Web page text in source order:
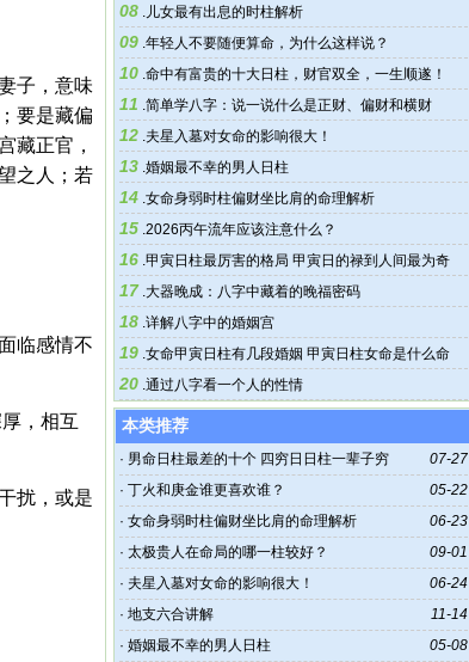
子，意味
要是藏偏
藏正官，
之人；若
临感情不
，相互
扰，或是
08 .儿女最有出息的时柱解析
09 .年轻人不要随便算命，为什么这样说？
10 .命中有富贵的十大日柱，财官双全，一生顺遂！
11 .简单学八字：说一说什么是正财、偏财和横财
12 .夫星入墓对女命的影响很大！
13 .婚姻最不幸的男人日柱
14 .女命身弱时柱偏财坐比肩的命理解析
15 .2026丙午流年应该注意什么？
16 .甲寅日柱最厉害的格局 甲寅日的禄到人间最为奇
17 .大器晚成：八字中藏着的晚福密码
18 .详解八字中的婚姻宫
19 .女命甲寅日柱有几段婚姻 甲寅日柱女命是什么命
20 .通过八字看一个人的性情
本类推荐
07-27
· 男命日柱最差的十个 四穷日日柱一辈子穷
05-22
· 丁火和庚金谁更喜欢谁？
06-23
· 女命身弱时柱偏财坐比肩的命理解析
09-01
· 太极贵人在命局的哪一柱较好？
06-24
· 夫星入墓对女命的影响很大！
11-14
· 地支六合讲解
05-08
· 婚姻最不幸的男人日柱